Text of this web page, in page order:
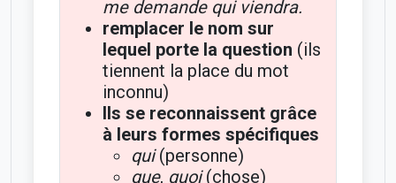
me demande qui viendra.
remplacer le nom sur
lequel porte la question (ils
tiennent la place du mot
inconnu)
Ils se reconnaissent grâce
à leurs formes spécifiques
qui(personne)
que, quoi(chose)